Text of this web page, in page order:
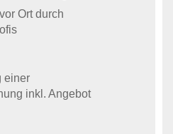
Ort durch
einer
inkl. Angebot